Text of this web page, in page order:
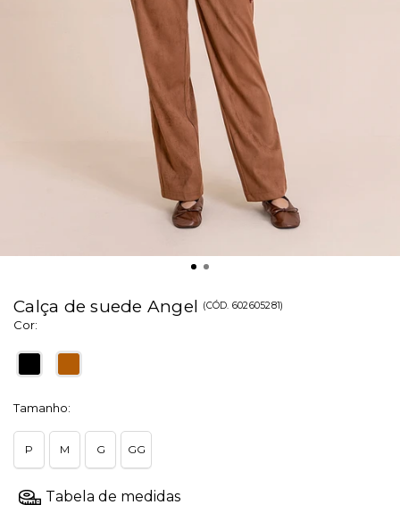
Calça de suede Angel (CÓD. 602605281)
Cor:
Tamanho:
P M G GG